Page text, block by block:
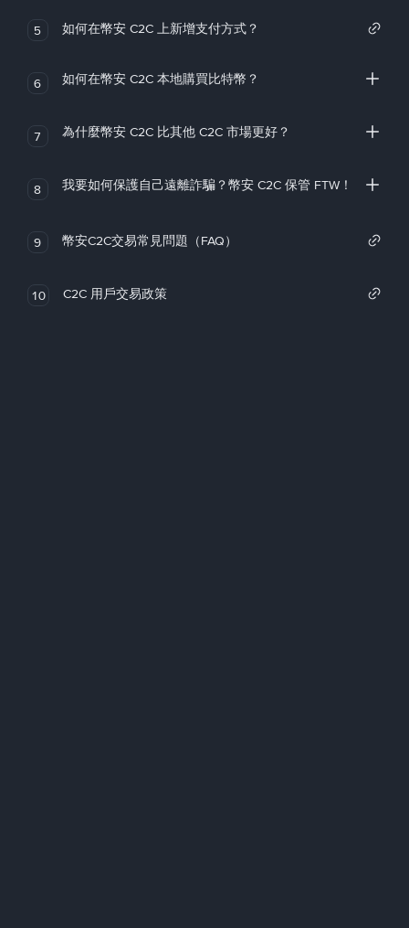
5 如何在幣安 C2C 上新增支付方式？
6 如何在幣安 C2C 本地購買比特幣？
7 為什麼幣安 C2C 比其他 C2C 市場更好？
8 我要如何保護自己遠離詐騙？幣安 C2C 保管 FTW！
9 幣安C2C交易常見問題（FAQ）
10 C2C 用戶交易政策